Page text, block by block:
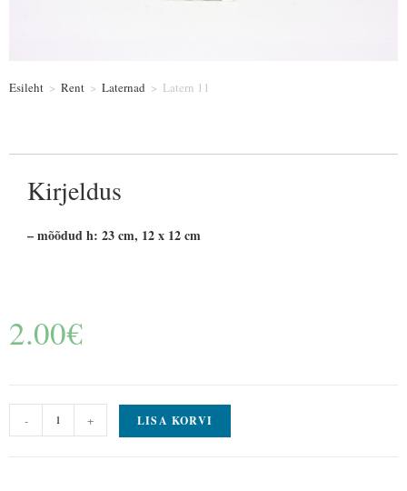
Esileht > Rent > Laternad > Latern 11
Kirjeldus
– mõõdud h: 23 cm, 12 x 12 cm
2.00€
- + LISA KORVI